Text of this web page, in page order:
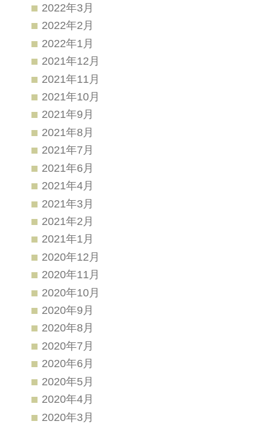
2022年3月
2022年2月
2022年1月
2021年12月
2021年11月
2021年10月
2021年9月
2021年8月
2021年7月
2021年6月
2021年4月
2021年3月
2021年2月
2021年1月
2020年12月
2020年11月
2020年10月
2020年9月
2020年8月
2020年7月
2020年6月
2020年5月
2020年4月
2020年3月